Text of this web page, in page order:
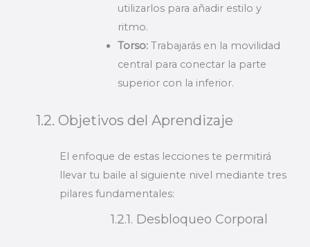
utilizarlos para añadir estilo y
ritmo.
Torso:Trabajarás en la movilidad
central para conectar la parte
superior con la inferior.
1.2. Objetivos del Aprendizaje
El enfoque de estas lecciones te permitirá
llevar tu baile al siguiente nivel mediante tres
pilares fundamentales:
1.2.1. Desbloqueo Corporal